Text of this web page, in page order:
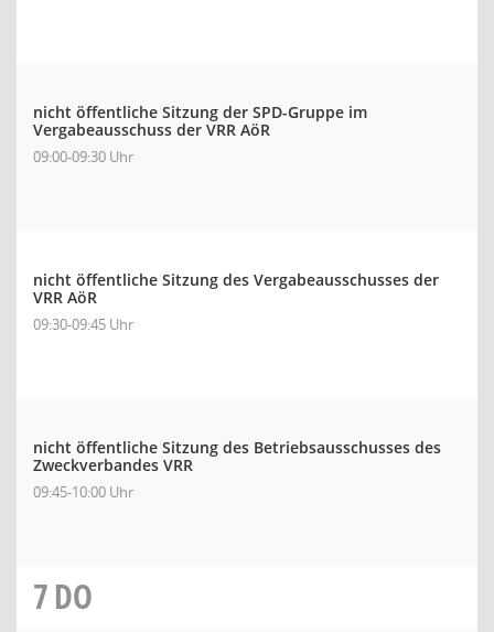
nicht öffentliche Sitzung der SPD-Gruppe im
Vergabeausschuss der VRR AöR
09:00-09:30 Uhr
nicht öffentliche Sitzung des Vergabeausschusses der
VRR AöR
09:30-09:45 Uhr
nicht öffentliche Sitzung des Betriebsausschusses des
Zweckverbandes VRR
09:45-10:00 Uhr
7DO